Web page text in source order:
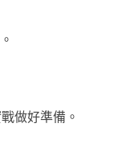
做好準備。